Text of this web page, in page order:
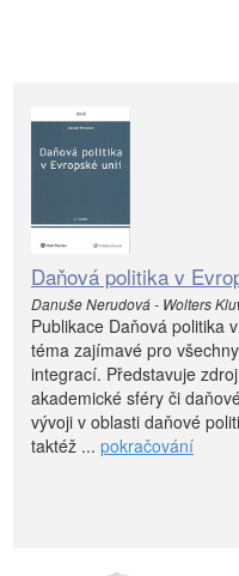
Daňová politika v
Danuše Nerudová - Wolters
Publikace Daňová politika
téma zajímavé pro
integrací. Představuje
akademické sféry či
vývoji v oblasti daňové
taktéž ... pokračování